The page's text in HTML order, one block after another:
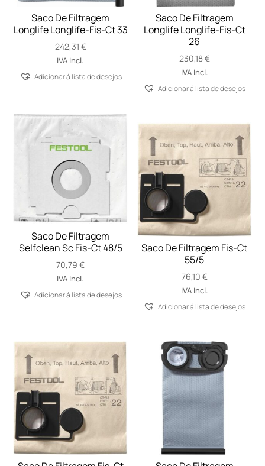
Saco De Filtragem
Longlife Longlife-Fis-Ct 33
242,31 €
IVA Incl.
Adicionar á lista de desejos
Saco De Filtragem
Longlife Longlife-Fis-Ct
26
230,18€
IVA Incl.
Adicionar á lista de desejos
Saco De Filtragem
Selfclean Sc Fis-Ct 48/5
70,79€
IVA Incl.
Adicionar á lista de desejos
Saco De Filtragem Fis-Ct
55/5
76,10 €
IVA Incl.
Adicionar á lista de desejos